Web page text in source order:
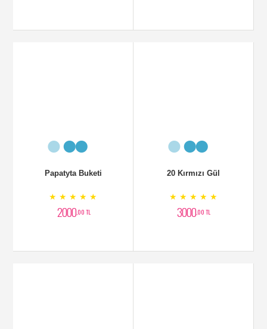
Papatyta Buketi
★ ★ ★ ★ ★
2000,00 TL
20 Kırmızı Gül
★ ★ ★ ★ ★
3000,00 TL